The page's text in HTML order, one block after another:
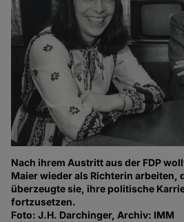
Nach ihrem Austritt aus der FDP
Maier wieder als Richterin arbeiten,
überzeugte sie, ihre politische
fortzusetzen.
Foto: J.H. Darchinger, Archiv: IMM